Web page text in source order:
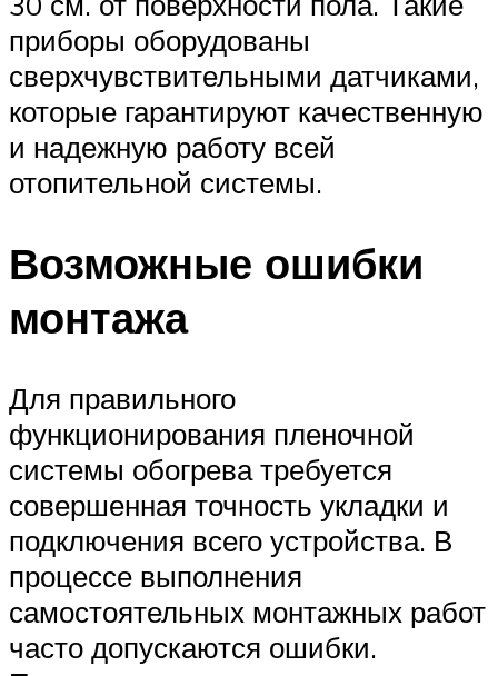
приборы оборудованы
сверхчувствительными датчиками,
которые гарантируют качественную
и надежную работу всей
отопительной системы.
Возможные ошибки
монтажа
Для правильного
функционирования пленочной
системы обогрева требуется
совершенная точность укладки и
подключения всего устройства. В
процессе выполнения
самостоятельных монтажных работ
часто допускаются ошибки.